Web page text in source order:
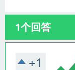
1个回答
+1